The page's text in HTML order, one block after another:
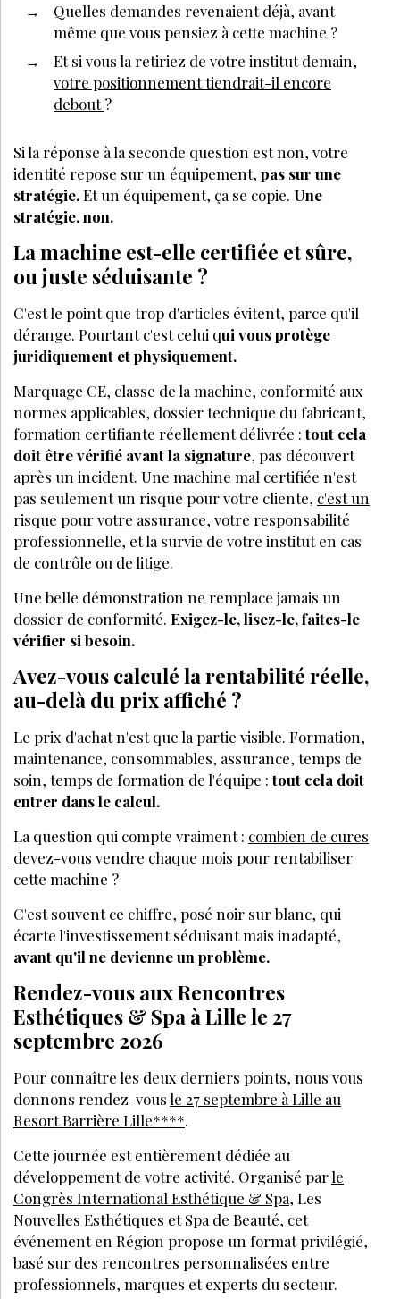
Quelles demandes revenaient déjà, avant
même que vous pensiez à cette machine ?
Et si vous la retiriez de votre institut demain,
votre positionnement tiendrait-il encore
debout?
Si la réponse à la seconde question est non, votre
identité repose sur un équipement, pas sur une
stratégie.Et un équipement, ça se copie. Une
stratégie, non.
La machine est-elle certifiée et sûre,
ou juste séduisante ?
C'est le point que trop d'articles évitent, parce qu'il
dérange. Pourtant c'est celui qui vous protège
juridiquement et physiquement.
Marquage CE, classe de la machine, conformité aux
normes applicables, dossier technique du fabricant,
formation certifiante réellement délivrée :tout cela
doit être vérifié avant la signature, pas découvert
après un incident. Une machine mal certifiée n'est
pas seulement un risque pour votre cliente, c'est un
risque pour votre assurance, votre responsabilité
professionnelle, et la survie de votre institut en cas
de contrôle ou de litige.
Une belle démonstration ne remplace jamais un
dossier de conformité. Exigez-le, lisez-le, faites-le
vérifier si besoin.
Avez-vous calculé la rentabilité réelle,
au-delà du prix affiché ?
Le prix d'achat n'est que la partie visible. Formation,
maintenance, consommables, assurance, temps de
soin, temps de formation de l'équipe :tout cela doit
entrer dans le calcul.
La question qui compte vraiment : combien de cures
devez-vous vendre chaque mois pour rentabiliser
cette machine ?
C'est souvent ce chiffre, posé noir sur blanc, qui
écarte l'investissement séduisant mais inadapté,
avant qu'il ne devienne un problème.
Rendez-vous aux Rencontres
Esthétiques & Spa à Lille le 27
septembre 2026
Pour connaître les deux derniers points, nous vous
donnons rendez-vous le 27 septembre à Lille au
Resort Barrière Lille****.
Cette journée est entièrement dédiée au
développement de votre activité. Organisé parle
Congrès International Esthétique & Spa, Les
Nouvelles Esthétiques etSpa de Beauté, cet
événement en Région propose un format privilégié,
basé sur des rencontres personnalisées entre
professionnels, marques et experts du secteur.